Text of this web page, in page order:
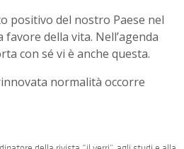
positivo del nostro Paese nel
della vita. Nell’agenda
con sé vi è anche questa.
normalità occorre